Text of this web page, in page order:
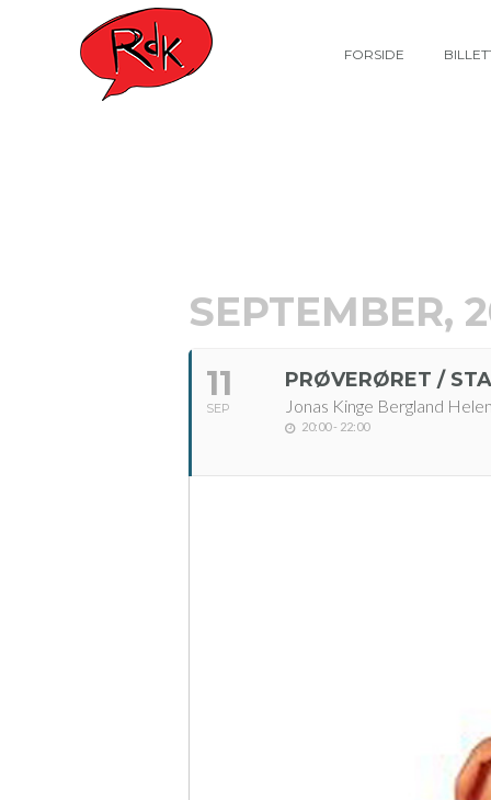
FORSIDE
SEPTEMBER,
11
SEP
PRØVERØRET /
Jonas Kinge Bergland
20:00 - 22:00